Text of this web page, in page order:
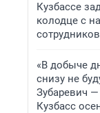
Кузбассе
колодце с
«В добыче
снизу не
Зубаревич
Кузбасс